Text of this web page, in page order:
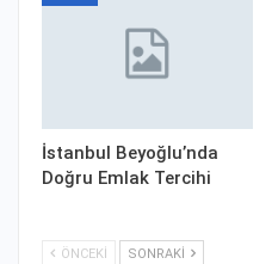
İstanbul Beyoğlu’nda
Doğru Emlak Tercihi
ÖNCEKI SONRAKI